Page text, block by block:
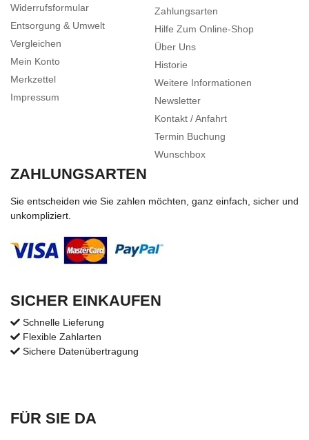
Widerrufsformular
Entsorgung & Umwelt
Vergleichen
Mein Konto
Merkzettel
Impressum
Zahlungsarten
Hilfe Zum Online-Shop
Über Uns
Historie
Weitere Informationen
Newsletter
Kontakt / Anfahrt
Termin Buchung
Wunschbox
ZAHLUNGSARTEN
Sie entscheiden wie Sie zahlen möchten, ganz einfach, sicher und
unkompliziert.
SICHER EINKAUFEN
Schnelle Lieferung
Flexible Zahlarten
Sichere Datenübertragung
FÜR SIE DA